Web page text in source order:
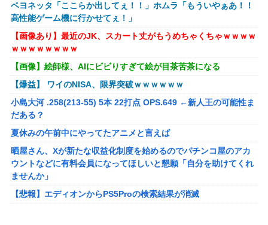
かるの？」
【放送事故】フジテレビ、女子大生を大量投入して闇深エロ
番組ｗｗｗｗ
【悲報】坂口杏里を家に住ませてあげた結果ｗｗｗｗ
【画像】女性、『大人のおもちゃ』を入れたままMRI検査を
受けた結果 →
「テイルズオブシンフォニア リマスター」発売日が2/16に
決定！最新の「発売日告知トレーラー」も公開！
実際『ゼルダ 時オカ』→『風タク』の時の空気感を知りた
い
昭和戦隊のロボデザイン、配信で追って見ると…
【画像】 キャミイの18万円の最新フィギュア、ガチで作り
ベヨネッタ「ここらか出してぇ！！」ホムラ「もういやぁあ！！
高性能ゲーム機に行かせてぇ！」
【画像あり】最近のJK、スカート丈がもうめちゃくちゃｗｗｗｗ
ｗｗｗｗｗｗｗｗ
【画像】絵師様、AIにビビりすぎて絵が目茶苦茶になる
【爆益】 ワイのNISA、限界突破ｗｗｗｗｗｗ
小島大河 .258(213-55) 5本 22打点 OPS.649 ←新人王の可能性ま
だある？
夏休みの午前中にやってたアニメと言えば
晒屋さん、Xが新たな収益化制度を始めるのでパチンコ屋のアカ
ウントなどに有料会員になってほしいと懇願「自分を助けてくれ
ませんか」
【悲報】エディオンからPS5Proの検索結果が消滅